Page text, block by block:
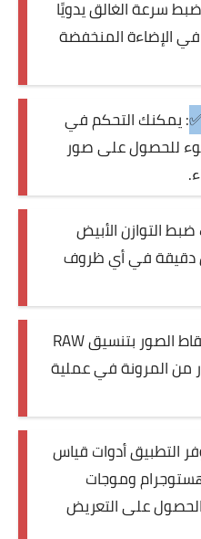
سرعة الغالق يدويًا
الإضاءة المنخفضة
: يمكنك التحكم في
للحصول على صور
التوازن الأبيض
دقيقة في أي ظروف
: يمكنك التقاط الصور بتنسيق RAW
المرونة في عملية
التطبيق أدوات قياس
وموجات
على التعريض